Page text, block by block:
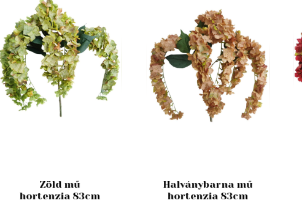
Zöld mű
hortenzia 83cm
Halványbarna mű
hortenzia 83cm